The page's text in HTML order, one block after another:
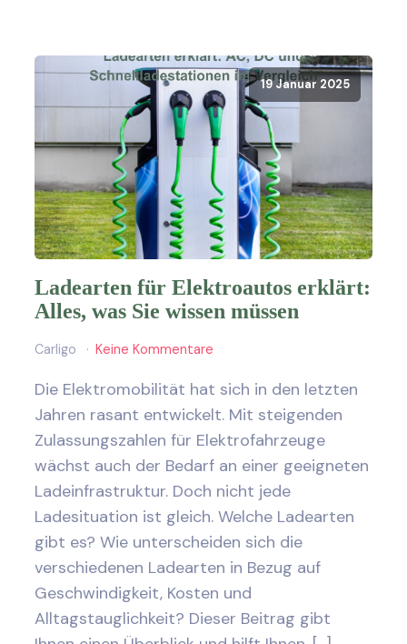
19 Januar 2025
Ladearten für Elektroautos erklärt:
Alles, was Sie wissen müssen
Carligo Keine Kommentare
Die Elektromobilität hat sich in den letzten
Jahren rasant entwickelt. Mit steigenden
Zulassungszahlen für Elektrofahrzeuge
wächst auch der Bedarf an einer geeigneten
Ladeinfrastruktur. Doch nicht jede
Ladesituation ist gleich. Welche Ladearten
gibt es? Wie unterscheiden sich die
verschiedenen Ladearten in Bezug auf
Geschwindigkeit, Kosten und
Alltagstauglichkeit? Dieser Beitrag gibt